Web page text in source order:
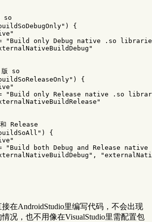
so
)
{
"Build only Debug native .so
so
)
{
"Build only Release native .so
Release
)
{
"Build both Debug and Release
,
在AndroidStudio里编写代码，不会出现
况，也不用像在VisualStudio里需配置包